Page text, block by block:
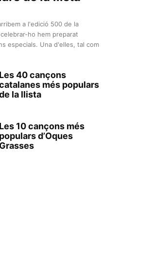
a l'edició 500 de la
ho hem preparat
especials. Una d'elles, tal com
Les 40 cançons
més populars
la llista
Les 10 cançons més
populars d’Oques
Grasses